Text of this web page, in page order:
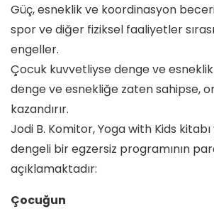
Güç, esneklik ve koordinasyon
spor ve diğer fiziksel faaliyetler
engeller.
Çocuk kuvvetliyse denge ve esneklik
denge ve esnekliğe zaten sahipse,
kazandırır.
Jodi B. Komitor, Yoga with Kids kitabı
dengeli bir egzersiz programının
açıklamaktadır:
Çocuğun